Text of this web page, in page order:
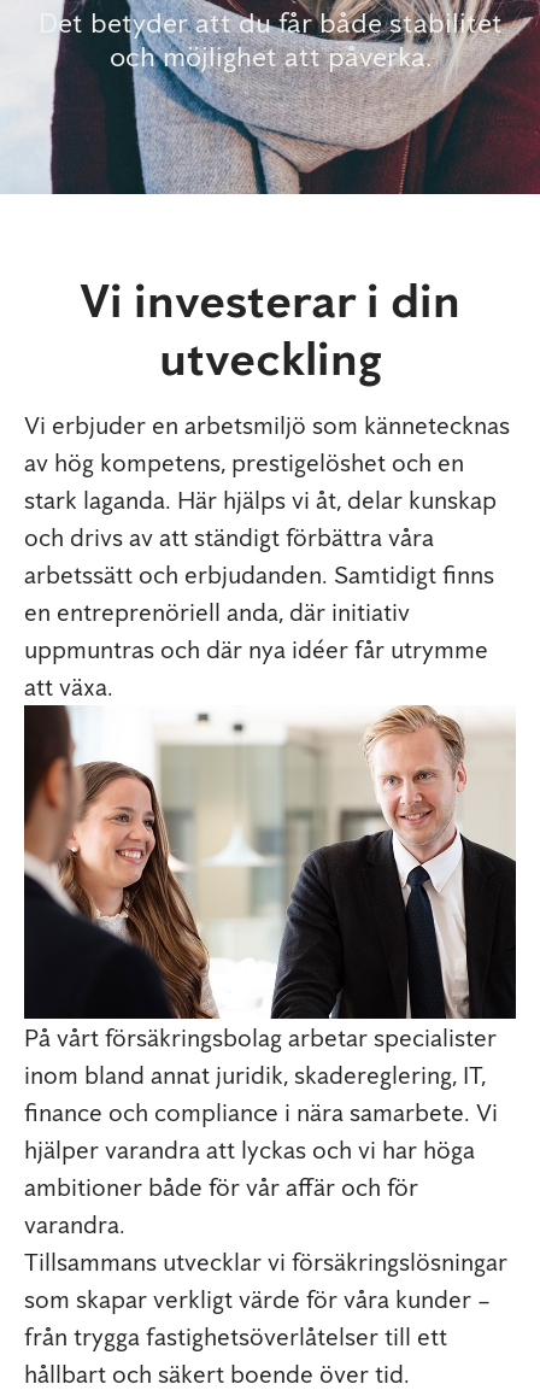
Det betyder att du får både stabilitet
och möjlighet att påverka.
Vi investerar i din
utveckling
Vi erbjuder en arbetsmiljö som kännetecknas
av hög kompetens, prestigelöshet och en
stark laganda. Här hjälps vi åt, delar kunskap
och drivs av att ständigt förbättra våra
arbetssätt och erbjudanden. Samtidigt finns
en entreprenöriell anda, där initiativ
uppmuntras och där nya idéer får utrymme
att växa.
På vårt försäkringsbolag arbetar specialister
inom bland annat juridik, skadereglering, IT,
finance och compliance i nära samarbete. Vi
hjälper varandra att lyckas och vi har höga
ambitioner både för vår affär och för
varandra.
Tillsammans utvecklar vi försäkringslösningar
som skapar verkligt värde för våra kunder –
från trygga fastighetsöverlåtelser till ett
hållbart och säkert boende över tid.